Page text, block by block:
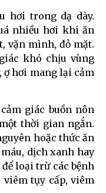
hơi trong dạ dày.
nhiều hơi khi ăn
vặn mình, đỏ mặt.
khó chịu vùng
ợ hơi mang lại cảm
giác buồn nôn
thời gian ngắn.
hoặc thức ăn
dịch xanh hay
loại trừ các bệnh
viêm tụy cấp, viêm